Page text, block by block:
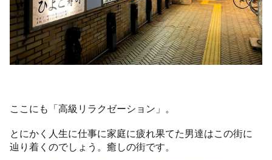
ここにも「高級リラクゼーション」。
とにかく人生に仕事に家庭に疲れ果てた男達はこの街に
辿り着くのでしょう。癒しの街です。